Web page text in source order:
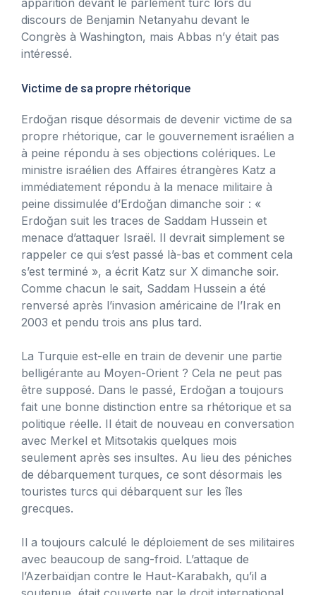
discours de Benjamin Netanyahu devant le
Congrès à Washington, mais Abbas n’y était pas
intéressé.
Victime de sa propre rhétorique
Erdoğan risque désormais de devenir victime de sa
propre rhétorique, car le gouvernement israélien a
à peine répondu à ses objections colériques. Le
ministre israélien des Affaires étrangères Katz a
immédiatement répondu à la menace militaire à
peine dissimulée d’Erdoğan dimanche soir : «
Erdoğan suit les traces de Saddam Hussein et
menace d’attaquer Israël. Il devrait simplement se
rappeler ce qui s’est passé là-bas et comment cela
s’est terminé », a écrit Katz sur X dimanche soir.
Comme chacun le sait, Saddam Hussein a été
renversé après l’invasion américaine de l’Irak en
2003 et pendu trois ans plus tard.
La Turquie est-elle en train de devenir une partie
belligérante au Moyen-Orient ? Cela ne peut pas
être supposé. Dans le passé, Erdoğan a toujours
fait une bonne distinction entre sa rhétorique et sa
politique réelle. Il était de nouveau en conversation
avec Merkel et Mitsotakis quelques mois
seulement après ses insultes. Au lieu des péniches
de débarquement turques, ce sont désormais les
touristes turcs qui débarquent sur les îles
grecques.
Il a toujours calculé le déploiement de ses militaires
avec beaucoup de sang-froid. L’attaque de
l’Azerbaïdjan contre le Haut-Karabakh, qu’il a